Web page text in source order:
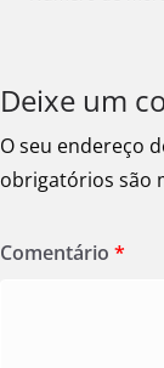
Deixe um
O seu endereço
obrigatórios são
Comentário *